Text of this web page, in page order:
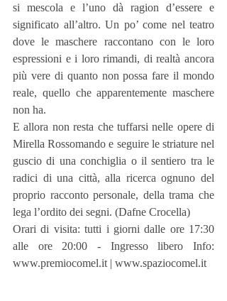
si mescola e l’uno dà ragion d’essere e
significato all’altro. Un po’ come nel teatro
dove le maschere raccontano con le loro
espressioni e i loro rimandi, di realtà ancora
più vere di quanto non possa fare il mondo
reale, quello che apparentemente maschere
non ha.
E allora non resta che tuffarsi nelle opere di
Mirella Rossomando e seguire le striature nel
guscio di una conchiglia o il sentiero tra le
radici di una città, alla ricerca ognuno del
proprio racconto personale, della trama che
lega l’ordito dei segni. (Dafne Crocella)
Orari di visita: tutti i giorni dalle ore 17:30
alle ore 20:00 - Ingresso libero Info:
www.premiocomel.it | www.spaziocomel.it